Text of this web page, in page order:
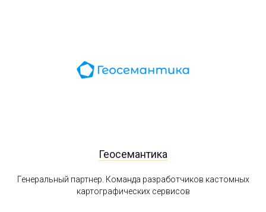
Геосемантика
Генеральный партнер. Команда разработчиков кастомных
картографических сервисов